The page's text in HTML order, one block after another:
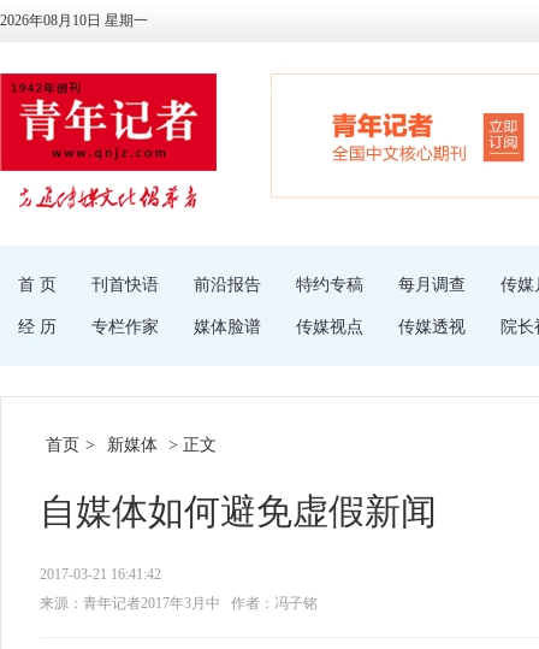
2026年08月10日 星期一
首 页 刊首快语 前沿报告 特约专稿 每月调查 传媒
经 历 专栏作家 媒体脸谱 传媒视点 传媒透视 院长
首页 > 新媒体 > 正文
自媒体如何避免虚假新闻
2017-03-21 16:41:42
来源：青年记者2017年3月中
作者：冯子铭